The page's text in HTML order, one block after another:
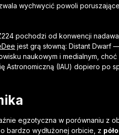
wychwycić powoli
pochodzi od konwencji
jest grą słowną: Distant Dwarf
naukowym i medialnym,
Astronomiczną (IAU) dopiero po
egzotyczna w porównaniu z
bardzo wydłużonej orbicie, z